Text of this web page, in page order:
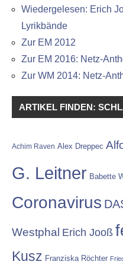
Wiedergelesen: Erich
Lyrikbände
Zur EM 2012
Zur EM 2016: Netz-
Zur WM 2014: Netz-
ARTIKEL FINDEN:
Achim Raven Alex Dreppec
G. Leitner Babette
Coronavirus
Westphal Erich Jooß
Kusz Franziska Röchter